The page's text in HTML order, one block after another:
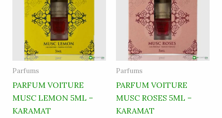
Parfums
PARFUM VOITURE
MUSC LEMON 5ML –
KARAMAT
Parfums
PARFUM VOITURE
MUSC ROSES 5ML –
KARAMAT